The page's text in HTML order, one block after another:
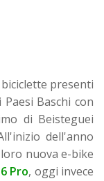
presenti
Baschi con
di Beisteguei
dell'anno
nuova e-bike
Pro, oggi invece